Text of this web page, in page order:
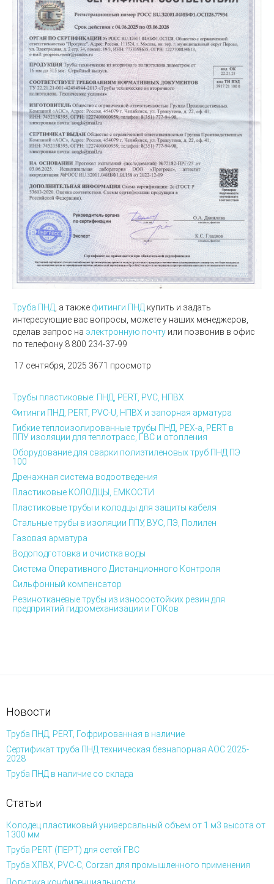
Труба ПНД, а также фитинги ПНД купить и задать
интересующие вас вопросы, можете у наших менеджеров,
сделав запрос на электронную почту или позвонив в офис
по телефону 8 800 234-37-99
17 сентября, 2025 3671 просмотр
Трубы пластиковые: ПНД, PERT, PVC, НПВХ
Фитинги ПНД, PERT, PVC-U, НПВХ и запорная арматура
Гибкие теплоизолированные трубы ПНД, PEX-а, PERT в
ППУ изоляции для теплотрасс, ГВС и отопления
Оборудование для сварки полиэтиленовых труб ПНД ПЭ
100
Дренажная система водоотведения
Пластиковые КОЛОДЦЫ, ЕМКОСТИ
Пластиковые трубы и колодцы для защиты кабеля
Стальные трубы в изоляции ППУ, ВУС, ПЭ, Полилен
Газовая арматура
Водоподготовка и очистка воды
Система Оперативного Дистанционного Контроля
Сильфонный компенсатор
Резинотканевые трубы из износостойких резин для
предприятий гидромеханизации и ГОКов
Новости
Труба ПНД, PERT, Гофрированная в наличие
Сертификат труба ПНД техническая безнапорная АОС 2025-
2028
Труба ПНД в наличие со склада
Статьи
Колодец пластиковый универсальный объем от 1 м3 высота от
1300 мм
Труба PERT (ПЕРТ) для сетей ГВС
Труба ХПВХ, PVC-C, Corzan для промышленного применения